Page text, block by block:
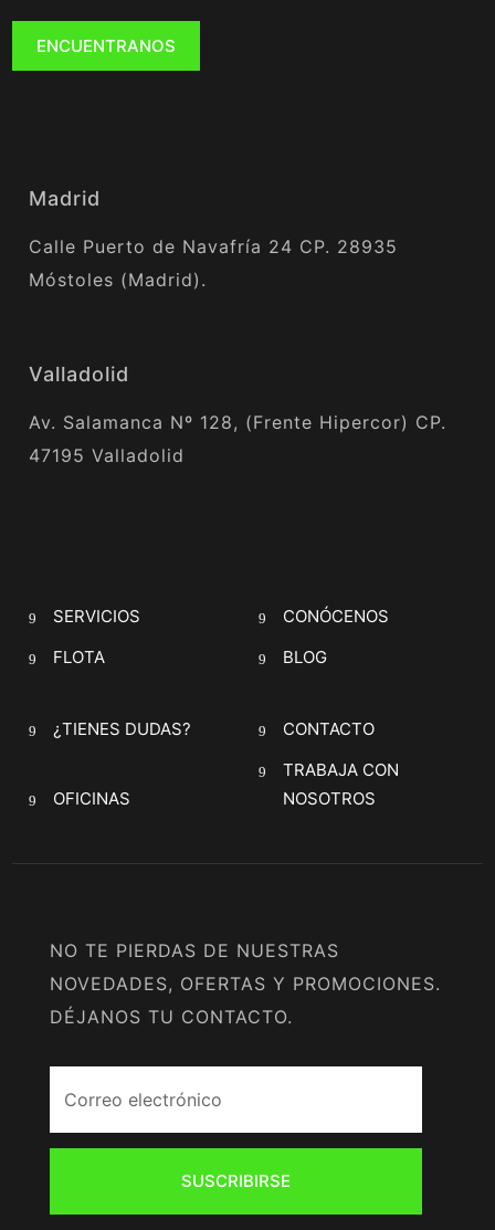
ENCUENTRANOS
Madrid
Calle Puerto de Navafría 24 CP. 28935
Móstoles (Madrid).
Valladolid
Av. Salamanca Nº 128, (Frente Hipercor) CP.
47195 Valladolid
SERVICIOS
CONÓCENOS
FLOTA
BLOG
¿TIENES DUDAS? CONTACTO
OFICINAS
TRABAJA CON
NOSOTROS
NO TE PIERDAS DE NUESTRAS
NOVEDADES, OFERTAS Y PROMOCIONES.
DÉJANOS TU CONTACTO.
SUSCRIBIRSE